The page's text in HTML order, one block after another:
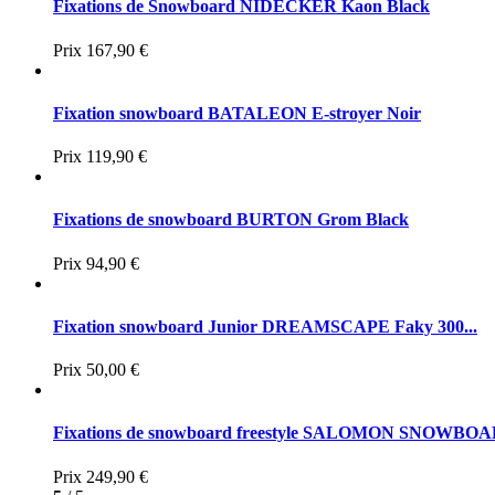
Fixations de Snowboard NIDECKER Kaon Black
Prix 167,90 €
Fixation snowboard BATALEON E-stroyer Noir
Prix 119,90 €
Fixations de snowboard BURTON Grom Black
Prix 94,90 €
Fixation snowboard Junior DREAMSCAPE Faky 300...
Prix 50,00 €
Fixations de snowboard freestyle SALOMON
Prix 249,90 €